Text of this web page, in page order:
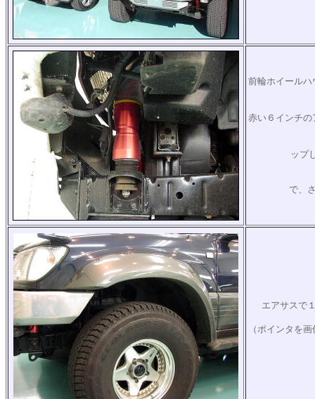
前輪ホイール
赤い６インチ
ップ
で、
エアサスで
（ポインタを